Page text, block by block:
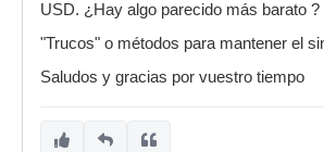
USD. ¿Hay algo parecido más barato ?
"Trucos" o métodos para mantener el
Saludos y gracias por vuestro tiempo